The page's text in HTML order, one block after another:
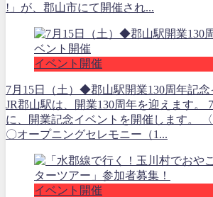
!」が、郡山市にて開催され...
イベント開催
7月15日（土）◆郡山駅開業130周年記念
JR郡山駅は、開業130周年を迎えます。 7
に、開業記念イベントを開催します。 〈
〇オープニングセレモニー（1...
イベント開催